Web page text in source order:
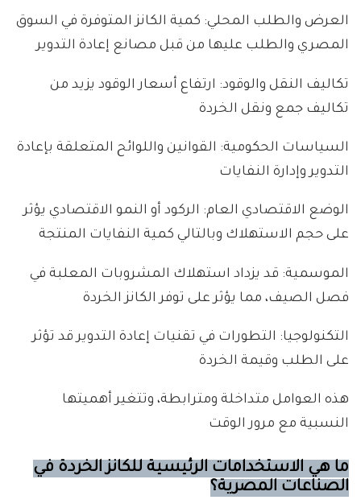
العرض والطلب المحلي: كمية الكانز المتوفرة في السوق
المصري والطلب عليها من قبل مصانع إعادة التدوير
تكاليف النقل والوقود: ارتفاع أسعار الوقود يزيد من
تكاليف جمع ونقل الخردة
السياسات الحكومية: القوانين واللوائح المتعلقة بإعادة
التدوير وإدارة النفايات
الوضع الاقتصادي العام: الركود أو النمو الاقتصادي يؤثر
على حجم الاستهلاك وبالتالي كمية النفايات المنتجة
الموسمية: قد يزداد استهلاك المشروبات المعلبة في
فصل الصيف، مما يؤثر على توفر الكانز الخردة
التكنولوجيا: التطورات في تقنيات إعادة التدوير قد تؤثر
على الطلب وقيمة الخردة
هذه العوامل متداخلة ومترابطة، وتتغير أهميتها
النسبية مع مرور الوقت
ما هي الاستخدامات الرئيسية للكانز الخردة في
الصناعات المصرية؟